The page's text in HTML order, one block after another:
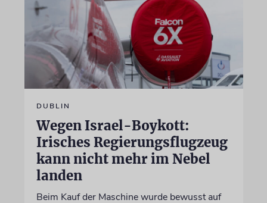
DUBLIN
Wegen Israel-Boykott:
Irisches Regierungsflugzeug
kann nicht mehr im Nebel
landen
Beim Kauf der Maschine wurde bewusst auf